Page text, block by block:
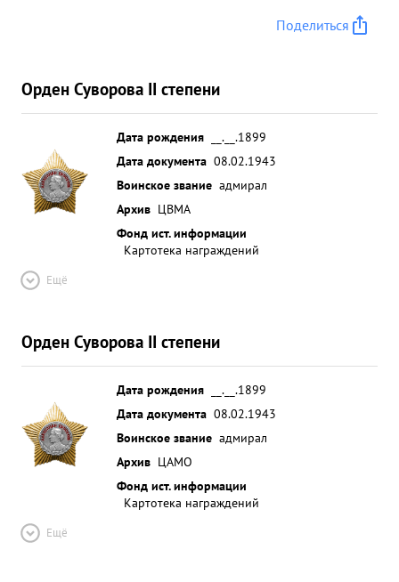
Поделиться
Орден Суворова II степени
Дата рождения
__.__.1899
Дата документа 08.02.1943
Воинское звание адмирал
Архив ЦВМА
Фонд ист. информации
Картотека награждений
Ещё
Орден Суворова II степени
Дата рождения
__.__.1899
Дата документа 08.02.1943
Воинское звание адмирал
Архив ЦАМО
Фонд ист. информации
Картотека награждений
Ещё